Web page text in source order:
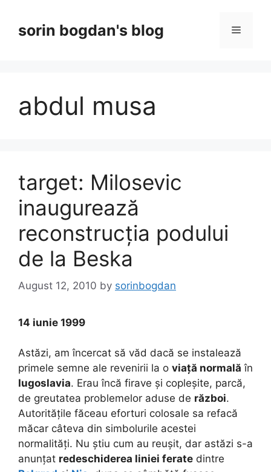
contentsorin bogdan's blog Menu
abdul musa
target: Milosevic
inaugurează
reconstrucția podului
de la Beska
August 12, 2010 by sorinbogdan
14 iunie 1999
Astăzi, am încercat să văd dacă se instalează
primele semne ale revenirii la o viață normală în
Iugoslavia. Erau încă firave și copleșite, parcă,
de greutatea problemelor aduse de război.
Autoritățile făceau eforturi colosale sa refacă
măcar câteva din simbolurile acestei
normalități. Nu știu cum au reușit, dar astăzi s-a
anunțat redeschiderea liniei ferate dintre